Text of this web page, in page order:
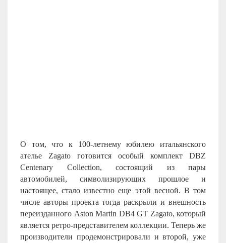
О том, что к 100-летнему юбилею итальянского
ателье Zagato готовится особый комплект DBZ
Centenary Collection, состоящий из пары
автомобилей, символизирующих прошлое и
настоящее, стало известно еще этой весной. В том
числе авторы проекта тогда раскрыли и внешность
переизданного Aston Martin DB4 GT Zagato, который
является ретро-представителем коллекции. Теперь же
производители продемонстрировали и второй, уже